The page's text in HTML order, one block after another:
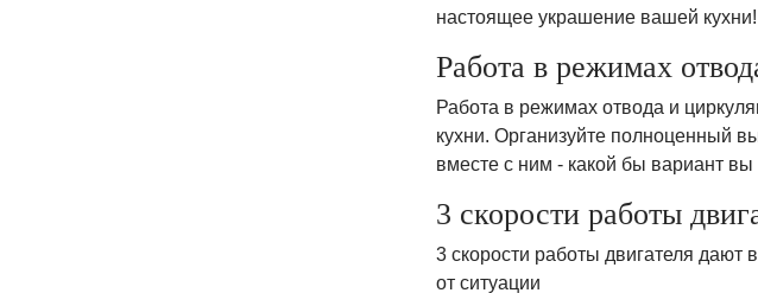
настоящее украшение вашей кухни!
Работа в режимах
Работа в режимах отвода и
кухни. Организуйте полноценный
вместе с ним - какой бы вариант
3 скорости работы
3 скорости работы двигателя
от ситуации